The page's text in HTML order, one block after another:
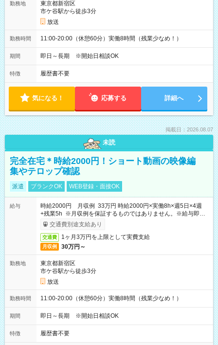
勤務地
東京都新宿区
市ケ谷駅から徒歩3分
放送
勤務時間 11:00-20:00（休憩60分）実働8時間（残業少なめ！）
期間 即日～長期 ※開始日相談OK
特徴 履歴書不要
気になる！ 応募する 詳細へ
掲載日：2026.08.07
未読
完全在宅＊時給2000円！ショート動画の映像編
集やテロップ確認
派遣 ブランクOK WEB登録・面接OK
給与
時給2000円 月収例 33万円 時給2000円×実働8h×週5日×4週
+残業5h ※月収例を保証するものではありません。※給与即受
取りサービス利用可（利用条件有）
交通費別途支給あり
交通費 1ヶ月3万円を上限として実費支給
月収例 30万円～
勤務地
東京都新宿区
市ケ谷駅から徒歩3分
放送
勤務時間 11:00-20:00（休憩60分）実働8時間（残業少なめ！）
期間 即日～長期 ※開始日相談OK
特徴 履歴書不要